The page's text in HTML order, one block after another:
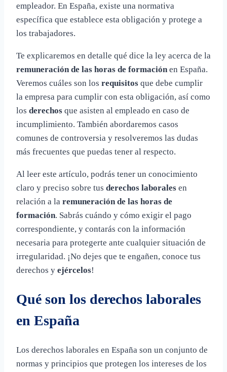
empleador. En España, existe una normativa
específica que establece esta obligación y protege a
los trabajadores.
Te explicaremos en detalle qué dice la ley acerca de la
remuneración de las horas de formaciónen España.
Veremos cuáles son los requisitos que debe cumplir
la empresa para cumplir con esta obligación, así como
los derechos que asisten al empleado en caso de
incumplimiento. También abordaremos casos
comunes de controversia y resolveremos las dudas
más frecuentes que puedas tener al respecto.
Al leer este artículo, podrás tener un conocimiento
claro y preciso sobre tus derechos laborales en
relación a la remuneración de las horas de
formación. Sabrás cuándo y cómo exigir el pago
correspondiente, y contarás con la información
necesaria para protegerte ante cualquier situación de
irregularidad. ¡No dejes que te engañen, conoce tus
derechos y ejércelos!
Qué son los derechos laborales
en España
Los derechos laborales en España son un conjunto de
normas y principios que protegen los intereses de los